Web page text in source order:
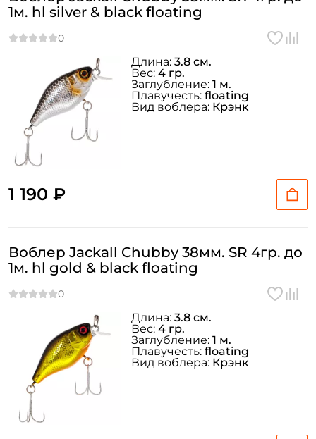
1м. hl silver & black floating
1 190 ₽
Длина: 3.8 см.
Вес: 4 гр.
Заглубление: 1 м.
Плавучесть: floating
Вид воблера: Крэнк
Воблер Jackall Chubby 38мм. SR 4гр. до
1м. hl gold & black floating
Длина: 3.8 см.
Вес: 4 гр.
Заглубление: 1 м.
Плавучесть: floating
Вид воблера: Крэнк